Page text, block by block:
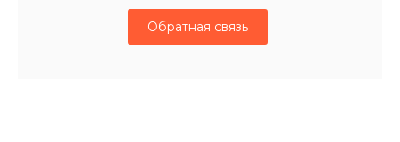
Обратная связь